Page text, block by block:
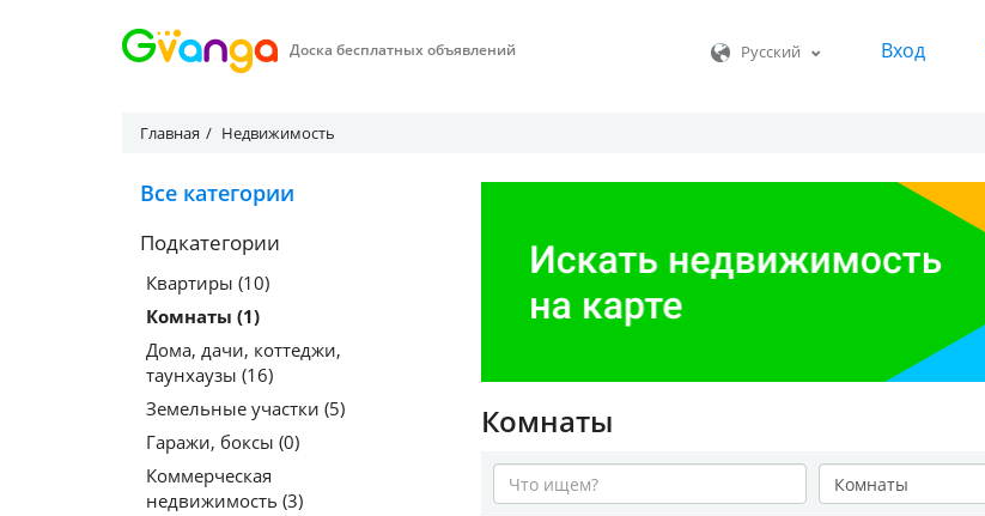
Доска бесплатных объявлений Русский Вход
Главная Недвижимость
Все категории
Подкатегории
Квартиры (10)
Комнаты (1)
Дома, дачи, коттеджи,
таунхаузы (16)
Земельные участки (5)
Гаражи, боксы (0)
Коммерческая
недвижимость (3)
Комнаты